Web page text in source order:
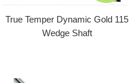
True Temper Dynamic Gold 115
Wedge Shaft